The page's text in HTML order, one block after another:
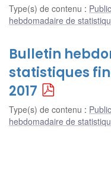
Type(s) de contenu :
hebdomadaire de
Bulletin
statistiques
2017
Type(s) de contenu :
hebdomadaire de